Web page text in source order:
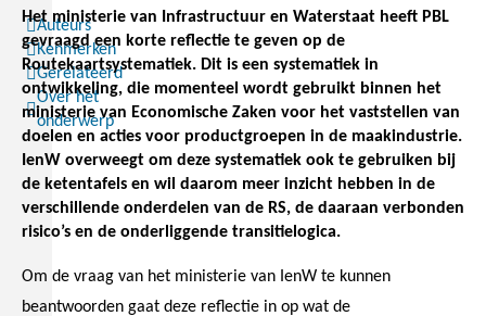
Auteurs
Kenmerken
Gerelateerd
Over het
onderwerp
Het ministerie van Infrastructuur en Waterstaat heeft PBL
gevraagd een korte reflectie te geven op de
Routekaartsystematiek. Dit is een systematiek in
ontwikkeling, die momenteel wordt gebruikt binnen het
ministerie van Economische Zaken voor het vaststellen van
doelen en acties voor productgroepen in de maakindustrie.
IenW overweegt om deze systematiek ook te gebruiken bij
de ketentafels en wil daarom meer inzicht hebben in de
verschillende onderdelen van de RS, de daaraan verbonden
risico’s en de onderliggende transitielogica.
Om de vraag van het ministerie van IenW te kunnen
beantwoorden gaat deze reflectie in op wat de